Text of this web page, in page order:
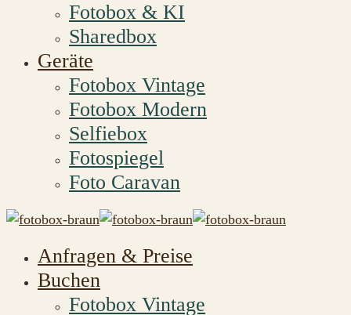
Fotobox & KI
Sharedbox
Geräte
Fotobox Vintage
Fotobox Modern
Selfiebox
Fotospiegel
Foto Caravan
Anfragen & Preise
Buchen
Fotobox Vintage